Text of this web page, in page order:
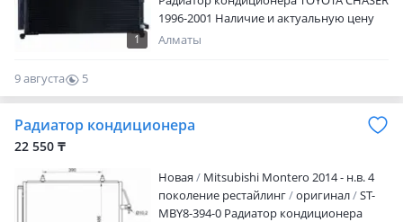
1
1996-2001 Наличие и актуальную цену
уточняйте у менеджера
Алматы
9 августа
5
0
Радиатор кондиционера
22 550 ₸
Новая
Mitsubishi Montero 2014 - н.в. 4
поколение рестайлинг
оригинал
ST-
MBY8-394-0 Радиатор кондиционера